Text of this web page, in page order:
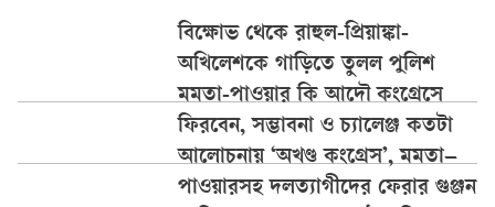
বিক্ষোভ থেকে রাহুল-প্রিয়াঙ্কা-
অখিলেশকে গাড়িতে তুলল পুলিশ
মমতা-পাওয়ার কি আদৌ কংগ্রেসে
ফিরবেন, সম্ভাবনা ও চ্যালেঞ্জ কতটা
আলোচনায় ‘অখণ্ড কংগ্রেস’, মমতা–
পাওয়ারসহ দলত্যাগীদের ফেরার গুঞ্জন